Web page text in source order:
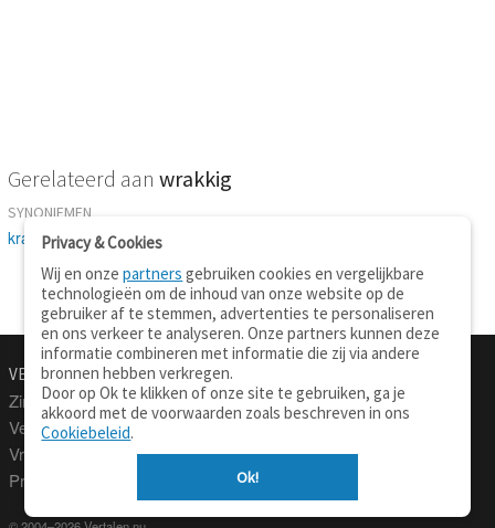
Gerelateerd aan wrakkig
SYNONIEMEN
krakemikkig-krakkemikkig
VERTALEN.NU
Zinnen vertalen
Verklarend woordenboek
Vraagbaak
Professionele vertaling
Over deze site
Privacy
Privacy & Cookies
Wij en onzepartners gebruiken cookies en vergelijkbare
technologieën om de inhoud van onze website op de
gebruiker af te stemmen, advertenties te personaliseren
en ons verkeer te analyseren. Onze partners kunnen deze
informatie combineren met informatie die zij via andere
bronnen hebben verkregen.
Door op Ok te klikken of onze site te gebruiken, ga je
akkoord met de voorwaarden zoals beschreven in ons
Cookiebeleid.
Ok!